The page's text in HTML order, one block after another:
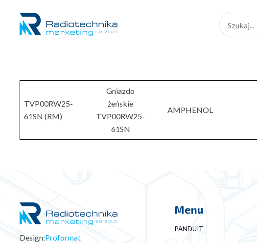
TVP00RW25-
61SN (RM)
Gniazdo
żeńskie
TVP00RW25-
61SN
AMPHENOL
Design:Proformat
Menu
PANDUIT